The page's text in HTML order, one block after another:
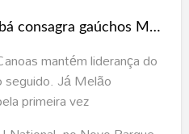
STU National em Cuiabá consagra gaúchos Maria Lúcia e Bruno Melão na modalidade Street
mantém liderança do
Já Melão
primeira vez